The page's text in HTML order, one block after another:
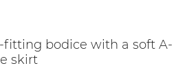
fitting bodice with a soft A-
skirt